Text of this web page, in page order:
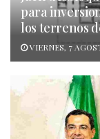
para
los terrenos
VIERNES, 7